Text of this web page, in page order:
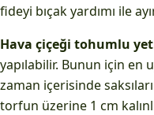
fideyi bıçak yardımı ile
Hava çiçeği tohumlu
yapılabilir. Bunun için en
zaman içerisinde
torfun üzerine 1 cm